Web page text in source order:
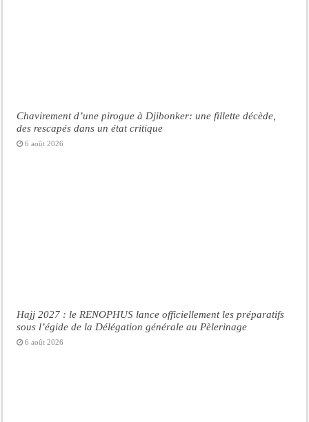
Chavirement d’une pirogue à Djibonker: une fillette décède,
des rescapés dans un état critique
6 août 2026
Hajj 2027 : le RENOPHUS lance officiellement les préparatifs
sous l’égide de la Délégation générale au Pèlerinage
6 août 2026